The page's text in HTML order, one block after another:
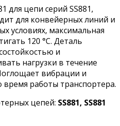
для цепи серий SS881,
для конвейерных линий и
условиях, максимальная
120 °C. Деталь
и
нагрузки в течение
вибрации и
работы транспортера.
цепей: SS881, SS881